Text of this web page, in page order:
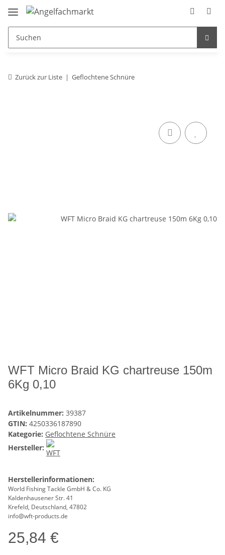
Zurück zur Liste Geflochtene Schnüre
WFT Micro Braid KG chartreuse 150m
6Kg 0,10
Artikelnummer: 39387
GTIN: 4250336187890
Kategorie: Geflochtene Schnüre
Hersteller:
Herstellerinformationen:
World Fishing Tackle GmbH & Co. KG
Kaldenhausener Str. 41
Krefeld, Deutschland, 47802
info@wft-products.de
25,84 €